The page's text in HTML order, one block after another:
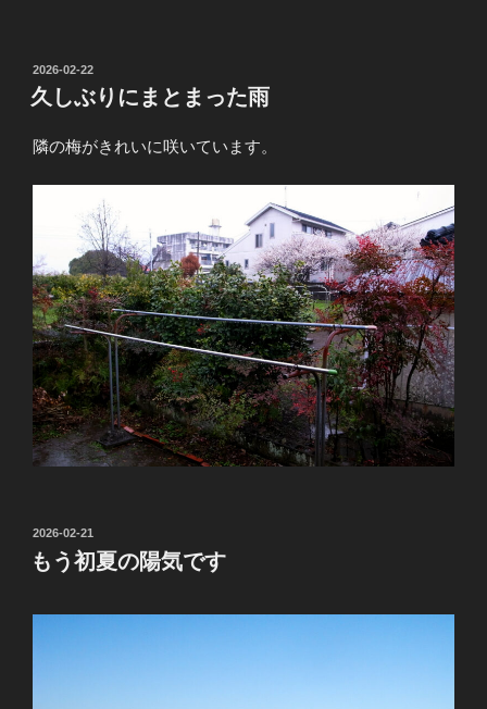
投
稿
日:
2026-02-22
久しぶりにまとまった雨
隣の梅がきれいに咲いています。
投
稿
日:
2026-02-21
もう初夏の陽気です